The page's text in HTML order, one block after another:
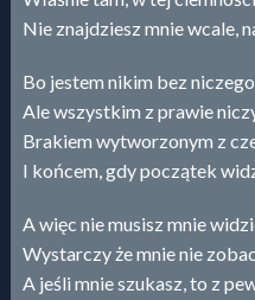
Nie znajdziesz mnie wcale,
Bo jestem nikim bez
Ale wszystkim z prawie
Brakiem wytworzonym z
I końcem, gdy początek
A więc nie musisz mnie
Wystarczy że mnie nie
A jeśli mnie szukasz, to z